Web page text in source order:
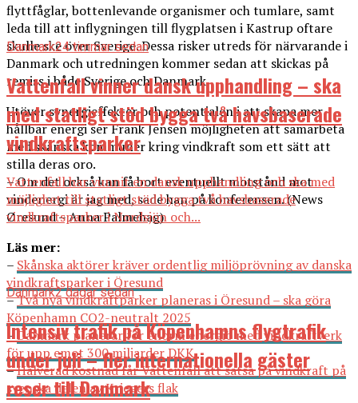
flyttfåglar, bottenlevande organismer och tumlare, samt
leda till att inflygningen till flygplatsen i Kastrup oftare
skulle ske över Sverige. Dessa risker utreds för närvarande i
Danmark och utredningen kommer sedan att skickas på
remiss i både Sverige och Danmark.
Utöver synergieffekter och potentialen i att skapa mer
hållbar energi ser Frank Jensen möjligheten att samarbeta
med skånska kommuner kring vindkraft som ett sätt att
stilla deras oro.
– Om det också kan få bort eventuellt motstånd mot
vindenergi är jag med, sade han på konferensen. (News
Øresund – Anna Palmehag)
Läs mer:
– Skånska aktörer kräver ordentlig miljöprövning av danska
vindkraftsparker i Öresund
–Två nya vindkraftparker planeras i Öresund – ska göra
Köpenhamn CO2-neutralt 2025
–Danmark planerar för enorm energiö med vindkraftverk
för upp emot 300 miljarder DKK
–Halverad kostnad får Vattenfall att satsa på vindkraft på
svenska delen av Kriegers flak
Danmark24 timmar sedan
Vattenfall vinner dansk upphandling – ska
med statligt stöd bygga två havsbaserade
vindkraftsparker
Vattenfall har vunnit en dansk upphandling och ska med
möjlighet till statligt stöd bygga två havsbaserade
vindkraftsparker i Nordsjön och...
Danmark2 dagar sedan
Intensiv trafik på Köpenhamns flygtrafik
under juli – fler internationella gäster
reser till Danmark